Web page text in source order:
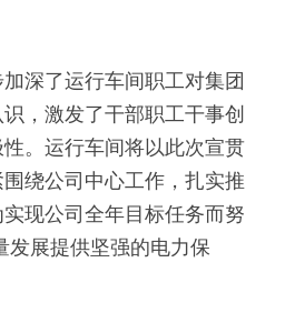
了运行车间职工对集团
，激发了干部职工干事创
。运行车间将以此次宣贯
绕公司中心工作，扎实推
现公司全年目标任务而努
发展提供坚强的电力保